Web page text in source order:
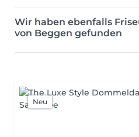
Wir haben ebenfalls
von Beggen gefunden
Neu